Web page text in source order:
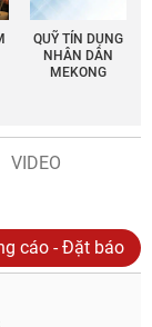
QUỸ TÍN DỤNG
NHÂN DÂN
MEKONG
VIDEO
cáo - Đặt báo